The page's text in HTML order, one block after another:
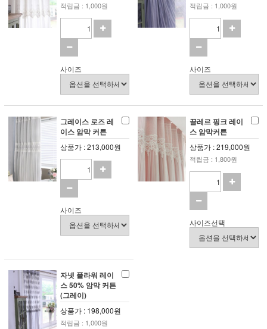
적립금 : 1,000원
사이즈
적립금 : 1,000원
사이즈
그레이스 로즈 레
이스 암막 커튼
상품가 : 213,000원
사이즈
끌레르 핑크 레이
스 암막커튼
상품가 : 219,000원
적립금 : 1,800원
사이즈선택
자넷 플라워 레이
스 50% 암막 커튼
(그레이)
상품가 : 198,000원
적립금 : 1,000원